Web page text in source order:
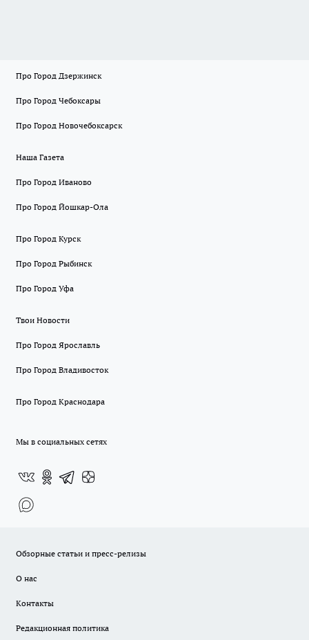
Про Город Дзержинск
Про Город Чебоксары
Про Город Новочебоксарск
Наша Газета
Про Город Иваново
Про Город Йошкар-Ола
Про Город Курск
Про Город Рыбинск
Про Город Уфа
Твои Новости
Про Город Ярославль
Про Город Владивосток
Про Город Краснодара
Мы в социальных сетях
Обзорные статьи и пресс-релизы
О нас
Контакты
Редакционная политика